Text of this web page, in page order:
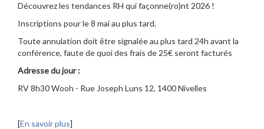
Découvrez les tendances RH qui façonne(ro)nt 2026 !
Inscriptions pour le 8 mai au plus tard.
Toute annulation doit être signalée au plus tard 24h avant la
conférence, faute de quoi des frais de 25€ seront facturés
Adresse du jour :
RV 8h30 Wooh - Rue Joseph Luns 12, 1400 Nivelles
[En savoir plus]